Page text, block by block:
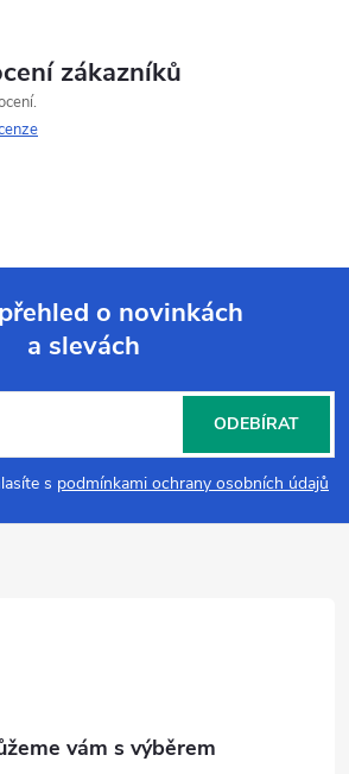
zákazníků
o novinkách
a slevách
s podmínkami ochrany osobních údajů
ODEBÍRAT